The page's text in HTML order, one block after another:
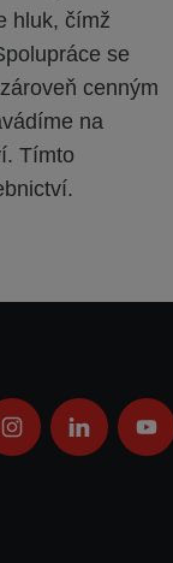
hluk, čímž
se
cenným
na
Tímto